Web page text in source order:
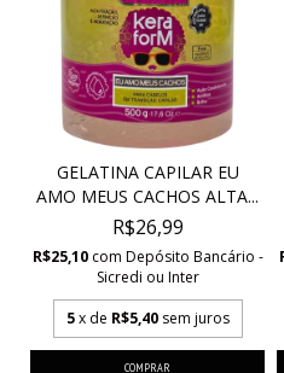
GELATINA CAPILAR EU
AMO MEUS CACHOS ALTA...
R$26,99
R$25,10 com Depósito Bancário -
Sicredi ou Inter
5 x de R$5,40 sem juros